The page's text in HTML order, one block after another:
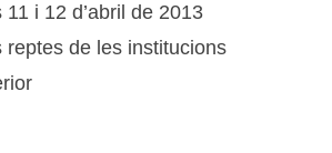
i 12 d’abril de 2013
reptes de les institucions